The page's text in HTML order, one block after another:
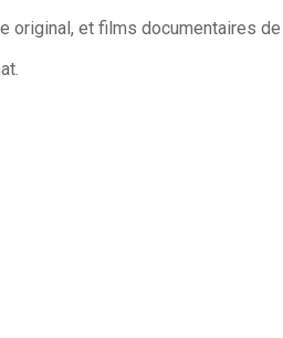
original, et films documentaires